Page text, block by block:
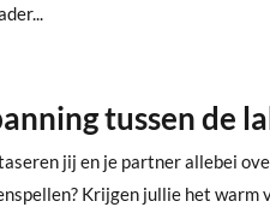
tussen de
jij en je partner allebei
Krijgen jullie het warm